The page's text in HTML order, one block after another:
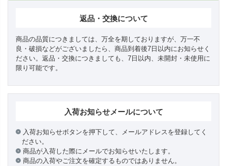
返品・交換について
商品の品質につきましては、万全を期しておりますが、万一不
良・破損などがございましたら、商品到着後7日以内にお知らせく
ださい。返品・交換につきましても、7日以内、未開封・未使用に
限り可能です。
入荷お知らせメールについて
入荷お知らせボタンを押下して、メールアドレスを登録してく
ださい。
商品が入荷した際にメールでお知らせいたします。
商品の入荷やご注文を確定するものではありません。